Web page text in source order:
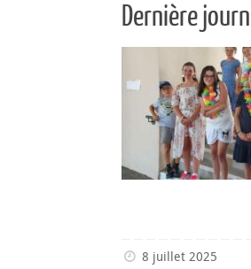
Dernière
8 juillet 2025